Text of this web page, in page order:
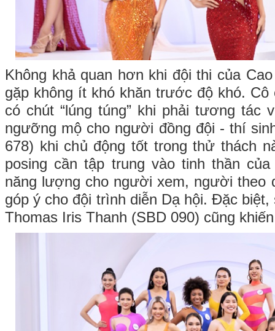
Không khả quan hơn khi đội thi của
gặp không ít khó khăn trước độ khó. Cô
có chút “lúng túng” khi phải tương tác
ngưỡng mộ cho người đồng đội - thí
678) khi chủ động tốt trong thử thách
posing cần tập trung vào tinh thần
năng lượng cho người xem, người theo
góp ý cho đội trình diễn Dạ hội. Đặc
Thomas Iris Thanh (SBD 090) cũng